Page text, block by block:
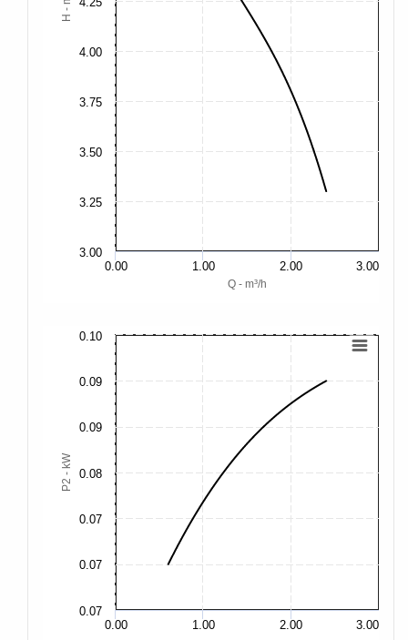
Q - m³/h
H - m
0.00 1.00 2.00 3.00
3.00
3.25
3.50
3.75
4.00
P2 - kW
0.00 1.00 2.00 3.00
0.07
0.07
0.08
0.09
0.09
0.10
0.07